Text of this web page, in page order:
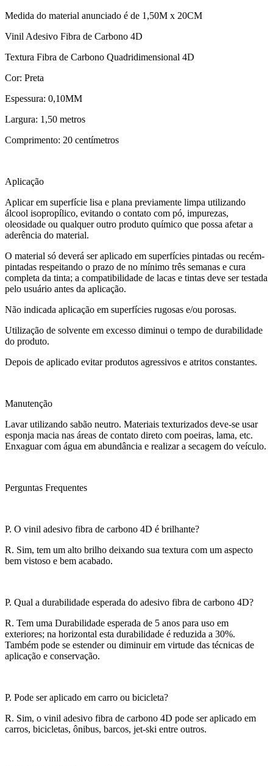
Medida do material anunciado é de 1,50M x 20CM
Vinil Adesivo Fibra de Carbono 4D
Textura Fibra de Carbono Quadridimensional 4D
Cor: Preta
Espessura: 0,10MM
Largura: 1,50 metros
Comprimento: 20 centímetros
Aplicação
Aplicar em superfície lisa e plana previamente limpa utilizando
álcool isopropílico, evitando o contato com pó, impurezas,
oleosidade ou qualquer outro produto químico que possa afetar a
aderência do material.
O material só deverá ser aplicado em superfícies pintadas ou recém-
pintadas respeitando o prazo de no mínimo três semanas e cura
completa da tinta; a compatibilidade de lacas e tintas deve ser testada
pelo usuário antes da aplicação.
Não indicada aplicação em superfícies rugosas e/ou porosas.
Utilização de solvente em excesso diminui o tempo de durabilidade
do produto.
Depois de aplicado evitar produtos agressivos e atritos constantes.
Manutenção
Lavar utilizando sabão neutro. Materiais texturizados deve-se usar
esponja macia nas áreas de contato direto com poeiras, lama, etc.
Enxaguar com água em abundância e realizar a secagem do veículo.
Perguntas Frequentes
P. O vinil adesivo fibra de carbono 4D é brilhante?
R. Sim, tem um alto brilho deixando sua textura com um aspecto
bem vistoso e bem acabado.
P. Qual a durabilidade esperada do adesivo fibra de carbono 4D?
R. Tem uma Durabilidade esperada de 5 anos para uso em
exteriores; na horizontal esta durabilidade é reduzida a 30%.
Também pode se estender ou diminuir em virtude das técnicas de
aplicação e conservação.
P. Pode ser aplicado em carro ou bicicleta?
R. Sim, o vinil adesivo fibra de carbono 4D pode ser aplicado em
carros, bicicletas, ônibus, barcos, jet-ski entre outros.